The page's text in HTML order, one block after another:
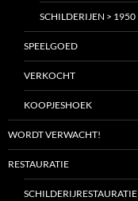
SCHILDERIJEN > 1950
SPEELGOED
VERKOCHT
KOOPJESHOEK
WORDT VERWACHT!
RESTAURATIE
SCHILDERIJRESTAURATIE